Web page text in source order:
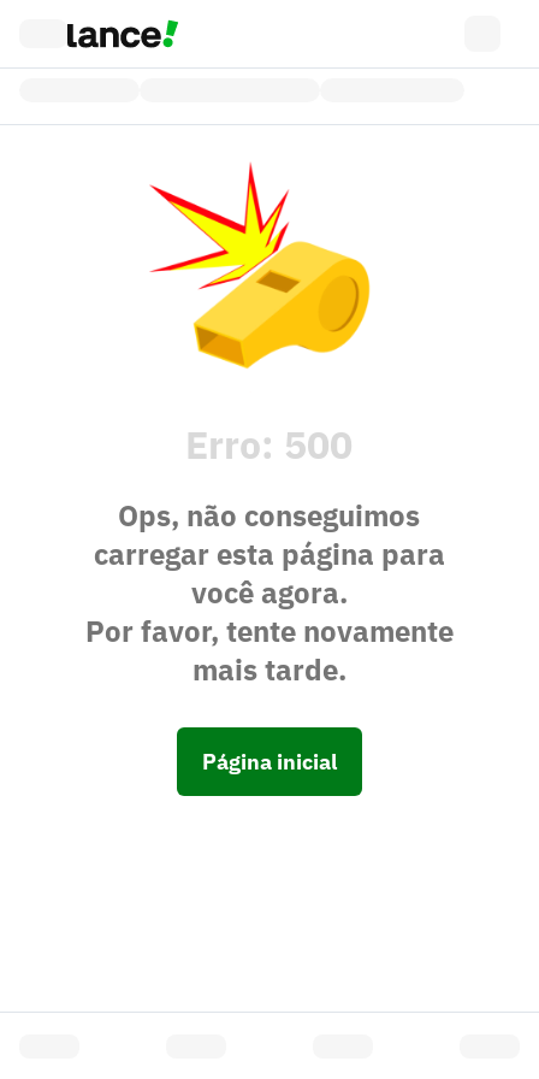
Erro: 500
Ops, não conseguimos
carregar esta página para
você agora.
Por favor, tente novamente
mais tarde.
Página inicial